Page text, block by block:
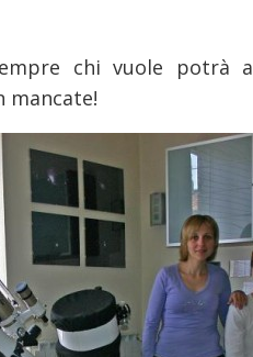
chi vuole
mancate!